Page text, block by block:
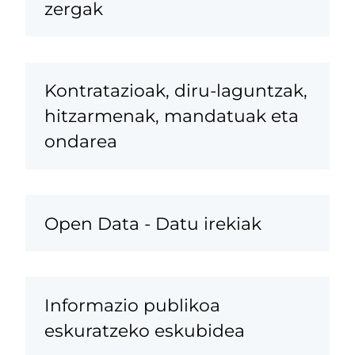
zergak
Kontratazioak, diru-laguntzak,
hitzarmenak, mandatuak eta
ondarea
Open Data - Datu irekiak
Informazio publikoa
eskuratzeko eskubidea